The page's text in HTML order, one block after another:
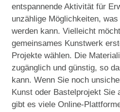
entspannende Aktivität für
unzählige Möglichkeiten,
werden kann. Vielleicht
gemeinsames Kunstwerk
Projekte wählen. Die
zugänglich und günstig, so
kann. Wenn Sie noch
Kunst oder Bastelprojekt Sie
gibt es viele Online-